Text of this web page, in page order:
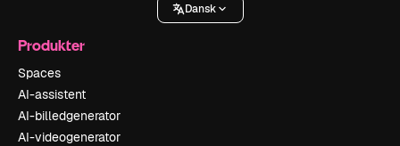
Dansk
Produkter
Spaces
AI-assistent
AI-billedgenerator
AI-videogenerator